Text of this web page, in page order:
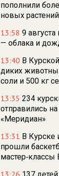
пополнили
новых растений
13:58 9
— облака и
13:40 В
диких
соли и 500 кг
13:35 234
отправились
«Меридиан»
13:31 В Курске
прошли
мастер‑классы
13:26